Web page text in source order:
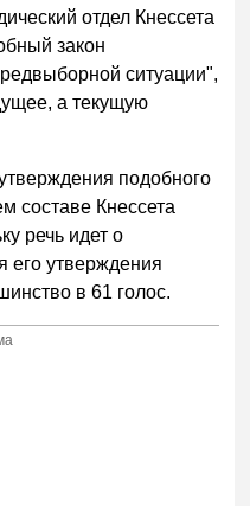
отдел Кнессета
закон
ситуации",
а текущую
подобного
составе Кнессета
речь идет о
его утверждения
в 61 голос.